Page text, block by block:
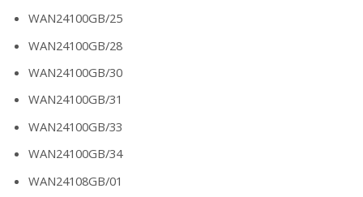
WAN24100GB/25
WAN24100GB/28
WAN24100GB/30
WAN24100GB/31
WAN24100GB/33
WAN24100GB/34
WAN24108GB/01